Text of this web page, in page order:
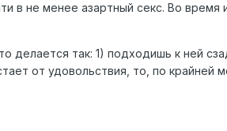
в не менее азартный секс. Во
делается так: 1) подходишь к ней
от удовольствия, то, по